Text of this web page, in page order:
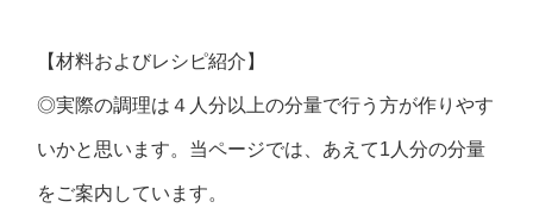
【材料およびレシピ紹介】
◎実際の調理は４人分以上の分量で行う方が作りやす
いかと思います。当ページでは、あえて1人分の分量
をご案内しています。